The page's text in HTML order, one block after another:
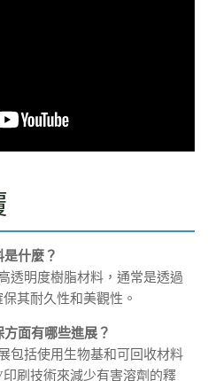
什麼？
透明度樹脂材料，通常是透過
其耐久性和美觀性。
面有哪些進展？
包括使用生物基和可回收材料
刷技術來減少有害溶劑的釋